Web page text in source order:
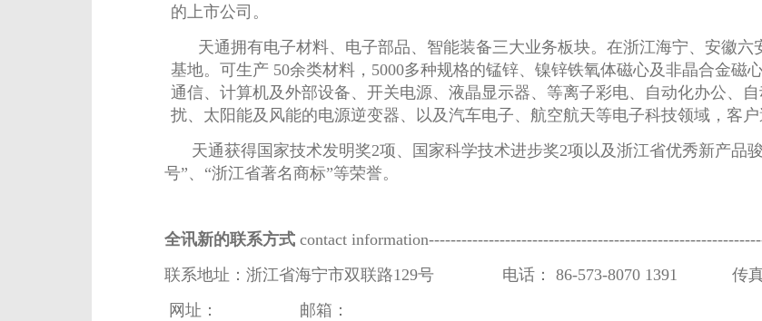
的上市公司。
天通拥有电子材料、电子部品、智能装备三大业务板块。在浙江海宁、安徽六
基地。可生产 50余类材料，5000多种规格的锰锌、镍锌铁氧体磁心及非晶合金磁
通信、计算机及外部设备、开关电源、液晶显示器、等离子彩电、自动化办公、
扰、太阳能及风能的电源逆变器、以及汽车电子、航空航天等电子科技领域，客户
天通获得国家技术发明奖2项、国家科学技术进步奖2项以及浙江省优秀新产品
号”、“浙江省著名商标”等荣誉。
全讯新的联系方式 contact
联系地址：浙江省海宁市双联路129号 电话： 86-573-8070 1391
网址： 邮箱：